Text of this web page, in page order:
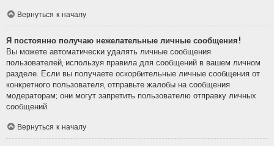
Вернуться к началу
Я постоянно получаю нежелательные личные сообщения!
Вы можете автоматически удалять личные сообщения
пользователей, используя правила для сообщений в вашем личном
разделе. Если вы получаете оскорбительные личные сообщения от
конкретного пользователя, отправьте жалобы на сообщения
модераторам; они могут запретить пользователю отправку личных
сообщений.
Вернуться к началу